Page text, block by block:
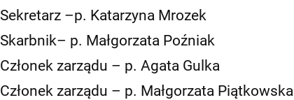
Sekretarz –p. Katarzyna Mrozek
Skarbnik– p. Małgorzata Poźniak
Członek zarządu – p. Agata Gulka
Członek zarządu – p. Małgorzata Piątkowska